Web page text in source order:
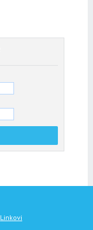
Linkovi